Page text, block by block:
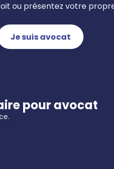
ou présentez votre
Je suis avocat
pour avocat